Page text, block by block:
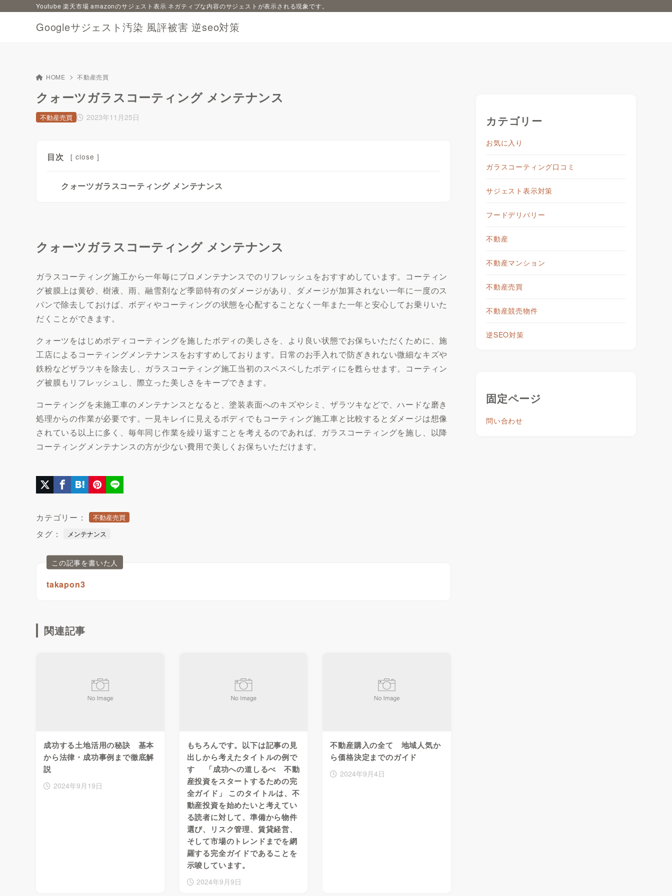
Googleサジェスト汚染 風評被害 逆seo対策
Youtube 楽天市場 amazonのサジェスト表示 ネガティブな内容のサジェストが表示される現象です。
HOME 不動産売買
クォーツガラスコーティング メンテナンス
2023年11月25日
不動産売買
目次 [ close ]
クォーツガラスコーティング メンテナンス
クォーツガラスコーティング メンテナンス
ガラスコーティング施工から一年毎にプロメンテナンスでのリフレッシュをおすすめしています。コーティン
グ被膜上は黄砂、樹液、雨、融雪剤など季節特有のダメージがあり、ダメージが加算されない一年に一度のス
パンで除去しておけば、ボディやコーティングの状態を心配することなく一年また一年と安心してお乗りいた
だくことができます。
クォーツをはじめボディコーティングを施したボディの美しさを、より良い状態でお保ちいただくために、施
工店によるコーティングメンテナンスをおすすめしております。日常のお手入れで防ぎきれない微細なキズや
鉄粉などザラツキを除去し、ガラスコーティング施工当初のスベスベしたボディにを甦らせます。コーティン
グ被膜もリフレッシュし、際立った美しさをキープできます。
コーティングを未施工車のメンテナンスとなると、塗装表面へのキズやシミ、ザラツキなどで、ハードな磨き
処理からの作業が必要です。一見キレイに見えるボディでもコーティング施工車と比較するとダメージは想像
されている以上に多く、毎年同じ作業を繰り返すことを考えるのであれば、ガラスコーティングを施し、以降
コーティングメンテナンスの方が少ない費用で美しくお保ちいただけます。
カテゴリー： 不動産売買
タグ： メンテナンス
この記事を書いた人
takapon3
関連記事
成功する土地活用の秘訣 基本
から法律・成功事例まで徹底解
説
2024年9月19日
もちろんです。以下は記事の見
出しから考えたタイトルの例で
す 「成功への道しるべ 不動
産投資をスタートするための完
全ガイド」 このタイトルは、不
動産投資を始めたいと考えてい
る読者に対して、準備から物件
選び、リスク管理、賃貸経営、
そして市場のトレンドまでを網
羅する完全ガイドであることを
示唆しています。
2024年9月9日
不動産購入の全て 地域人気か
ら価格決定までのガイド
2024年9月4日
カテゴリー
お気に入り
ガラスコーティング口コミ
サジェスト表示対策
フードデリバリー
不動産
不動産マンション
不動産売買
不動産競売物件
逆SEO対策
固定ページ
問い合わせ